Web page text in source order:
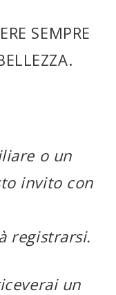
SEMPRE
o un
invito con
registrarsi.
un